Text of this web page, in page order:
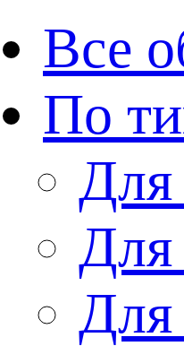
Все
По
Для
Для
Для